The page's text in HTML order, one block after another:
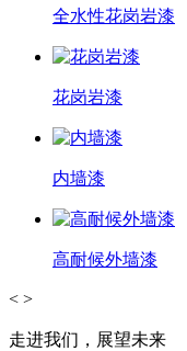
全水性花岗岩漆
花岗岩漆
内墙漆
高耐候外墙漆
< >
走进我们，展望未来